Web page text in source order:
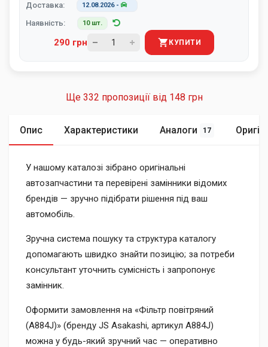
Доставка: 12.08.2026-
Наявність: 10 шт.
290 грн КУПИТИ
Ще 332 пропозиції від 148 грн
Опис Характеристики Аналоги 17
У нашому каталозі зібрано оригінальні
автозапчастини та перевірені замінники відомих
брендів — зручно підібрати рішення під ваш
автомобіль.
Зручна система пошуку та структура каталогу
допомагають швидко знайти позицію; за потреби
консультант уточнить сумісність і запропонує
замінник.
Оформити замовлення на «Фільтр повітряний
(A884J)» (бренду JS Asakashi, артикул A884J)
можна у будь-який зручний час — оперативно